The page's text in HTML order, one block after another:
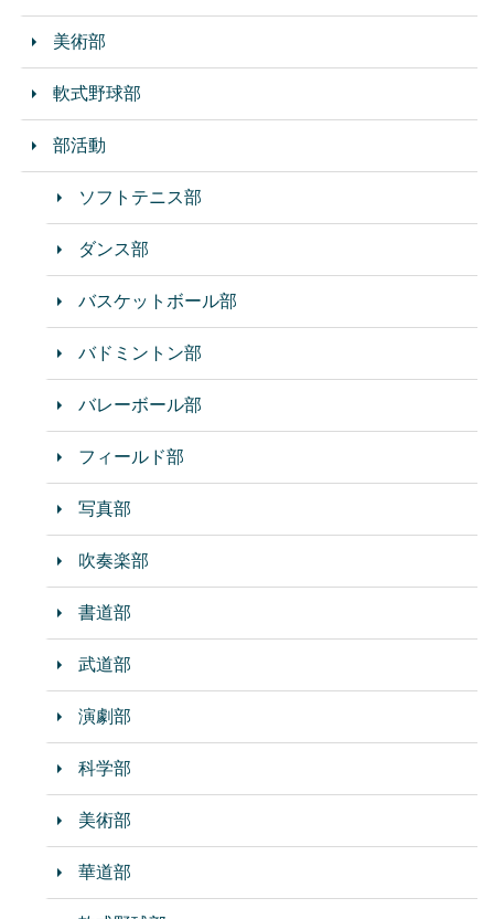
美術部
軟式野球部
部活動
ソフトテニス部
ダンス部
バスケットボール部
バドミントン部
バレーボール部
フィールド部
写真部
吹奏楽部
書道部
武道部
演劇部
科学部
美術部
華道部